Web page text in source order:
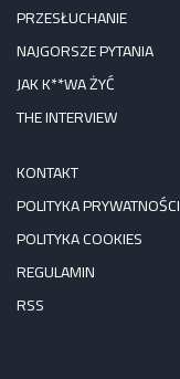
PRZESŁUCHANIE
NAJGORSZE PYTANIA
JAK K**WA ŻYĆ
THE INTERVIEW
KONTAKT
POLITYKA PRYWATNOŚCI
POLITYKA COOKIES
REGULAMIN
RSS